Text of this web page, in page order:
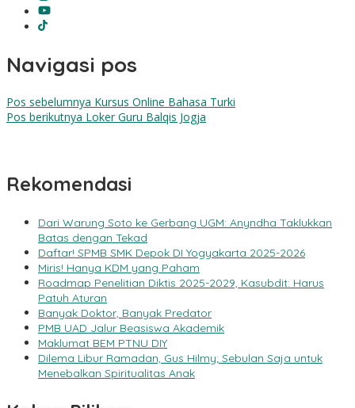
Navigasi pos
Pos sebelumnya Kursus Online Bahasa Turki
Pos berikutnya Loker Guru Balqis Jogja
Rekomendasi
Dari Warung Soto ke Gerbang UGM: Anyndha Taklukkan
Batas dengan Tekad
Daftar! SPMB SMK Depok DI Yogyakarta 2025-2026
Miris! Hanya KDM yang Paham
Roadmap Penelitian Diktis 2025-2029, Kasubdit: Harus
Patuh Aturan
Banyak Doktor, Banyak Predator
PMB UAD Jalur Beasiswa Akademik
Maklumat BEM PTNU DIY
Dilema Libur Ramadan, Gus Hilmy; Sebulan Saja untuk
Menebalkan Spiritualitas Anak